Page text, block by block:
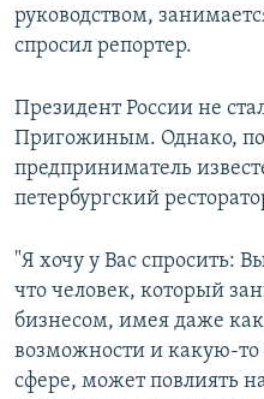
руководством,
спросил репортер.
Президент России не
Пригожиным. Однако, по
предприниматель
петербургский
"Я хочу у Вас спросить:
что человек, который
бизнесом, имея даже
возможности и какую-
сфере, может повлиять